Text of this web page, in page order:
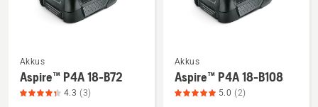
Mehr
Details
zu
Akkus
Aspire™ P4A 18-B72
4.3 (3)
Mehr
Details
zu
Akkus
Aspire™ P4A 18-B108
5.0 (2)